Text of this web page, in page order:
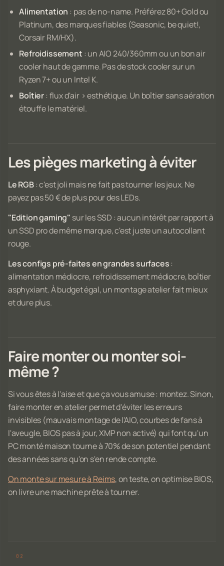
Alimentation : pas de no-name. Préférez 80+ Gold ou
Platinum, des marques fiables (Seasonic, be quiet!,
Corsair RM/HX).
Refroidissement : un AIO 240/360mm ou un bon air
cooler haut de gamme. Pas de stock cooler sur un
Ryzen 7+ ou un Intel K.
Boîtier: flux d'air > esthétique. Un boîtier sans aération
étouffe le matériel.
Les pièges marketing à éviter
Le RGB: c'est joli mais ne fait pas tourner les jeux. Ne
payez pas 50 € de plus pour des LEDs.
"Edition gaming" sur les SSD : aucun intérêt par rapport à
un SSD pro de même marque, c'est juste un autocollant
rouge.
Les configs pré-faites en grandes surfaces:
alimentation médiocre, refroidissement médiocre, boîtier
asphyxiant. À budget égal, un montage atelier fait mieux
et dure plus.
Faire monter ou monter soi-
même ?
Si vous êtes à l'aise et que ça vous amuse : montez. Sinon,
faire monter en atelier permet d'éviter les erreurs
invisibles (mauvais montage de l'AIO, courbes de fans à
l'aveugle, BIOS pas à jour, XMP non activé) qui font qu'un
PC monté maison tourne à 70% de son potentiel pendant
des années sans qu'on s'en rende compte.
On monte sur mesure à Reims, on teste, on optimise BIOS,
on livre une machine prête à tourner.